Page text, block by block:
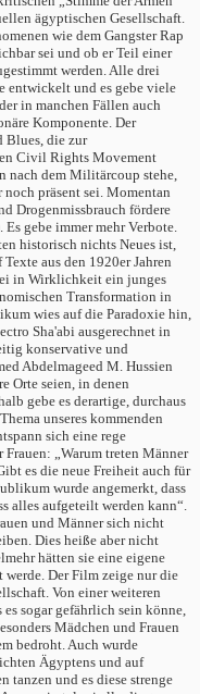
ägyptischen Gesellschaft.
wie dem Gangster Rap
sei und ob er Teil einer
werden. Alle drei
entwickelt und es gebe viele
in manchen Fällen auch
Komponente. Der
Blues, die zur
Civil Rights Movement
nach dem Militärcoup stehe,
präsent sei. Momentan
Drogenmissbrauch fördere
gebe immer mehr Verbote.
historisch nichts Neues ist,
aus den 1920er Jahren
in Wirklichkeit ein junges
Transformation in
wies auf die Paradoxie hin,
Sha'abi ausgerechnet in
konservative und
Abdelmageed M. Hussien
Orte seien, in denen
gebe es derartige, durchaus
unseres kommenden
sich eine rege
„Warum treten Männer
es die neue Freiheit auch für
wurde angemerkt, dass
alles aufgeteilt werden kann“.
und Männer sich nicht
Dies heiße aber nicht
hätten sie eine eigene
Der Film zeige nur die
Von einer weiteren
sogar gefährlich sein könne,
Mädchen und Frauen
bedroht. Auch wurde
Ägyptens und auf
tanzen und es diese strenge